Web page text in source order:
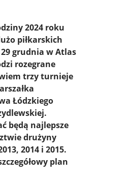
2024 roku
piłkarskich
grudnia w Atlas
rozegrane
trzy turnieje
Łódzkiego
będą najlepsze
drużyny
2014 i 2015.
plan